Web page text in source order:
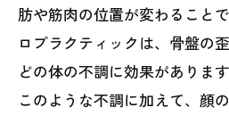
肪や筋肉の位置が変わること
ロプラクティックは、骨盤の
どの体の不調に効果がありま
このような不調に加えて、顔